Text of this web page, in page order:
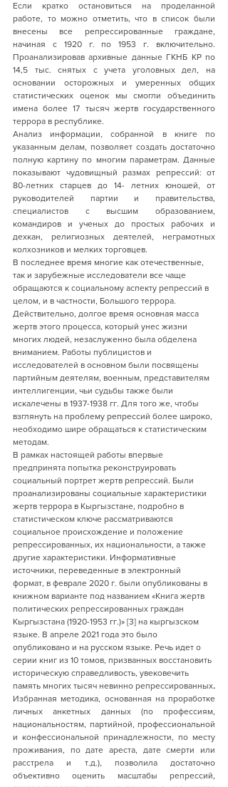
Если кратко остановиться на проделанной
работе, то можно отметить, что в список были
внесены все репрессированные граждане,
начиная с 1920 г. по 1953 г. включительно.
Проанализировав архивные данные ГКНБ КР по
14,5 тыс. снятых с учета уголовных дел, на
основании осторожных и умеренных общих
статистических оценок мы смогли объединить
имена более 17 тысяч жертв государственного
террора в республике.
Анализ информации, собранной в книге по
указанным делам, позволяет создать достаточно
полную картину по многим параметрам. Данные
показывают чудовищный размах репрессий: от
80-летних старцев до 14- летних юношей, от
руководителей партии и правительства,
специалистов с высшим образованием,
командиров и ученых до простых рабочих и
дехкан, религиозных деятелей, неграмотных
колхозников и мелких торговцев.
В последнее время многие как отечественные,
так и зарубежные исследователи все чаще
обращаются к социальному аспекту репрессий в
целом, и в частности, Большого террора.
Действительно, долгое время основная масса
жертв этого процесса, который унес жизни
многих людей, незаслуженно была обделена
вниманием. Работы публицистов и
исследователей в основном были посвящены
партийным деятелям, военным, представителям
интеллигенции, чьи судьбы также были
искалечены в 1937-1938 гг. Для того же, чтобы
взглянуть на проблему репрессий более широко,
необходимо шире обращаться к статистическим
методам.
В рамках настоящей работы впервые
предпринята попытка реконструировать
социальный портрет жертв репрессий. Были
проанализированы социальные характеристики
жертв террора в Кыргызстане, подробно в
статистическом ключе рассматриваются
социальное происхождение и положение
репрессированных, их национальности, а также
другие характеристики. Информативные
источники, переведенные в электронный
формат, в феврале 2020 г. были опубликованы в
книжном варианте под названием «Книга жертв
политических репрессированных граждан
Кыргызстана (1920-1953 гг.)» [3] на кыргызском
языке. В апреле 2021 года это было
опубликовано и на русском языке. Речь идет о
серии книг из 10 томов, призванных восстановить
историческую справедливость, увековечить
память многих тысяч невинно репрессированных.
Избранная методика, основанная на проработке
личных анкетных данных (по профессиям,
национальностям, партийной, профессиональной
и конфессиональной принадлежности, по месту
проживания, по дате ареста, дате смерти или
расстрела и т.д.), позволила достаточно
объективно оценить масштабы репрессий,